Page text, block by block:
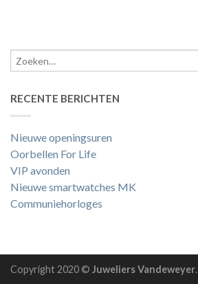
RECENTE BERICHTEN
Nieuwe openingsuren
Oorbellen For Life
VIP avonden
Nieuwe smartwatches MK
Communiehorloges
Copyright 2020 © Juweliers Vandeweyer.